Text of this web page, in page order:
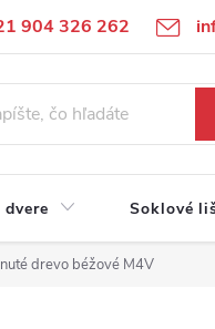
904 326 262
Reklamačné
Soklové
drevo béžové M4V